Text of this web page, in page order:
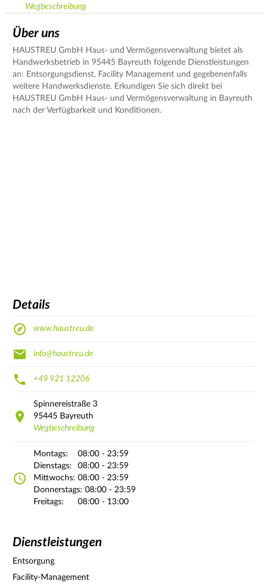
Wegbeschreibung
Über uns
HAUSTREU GmbH Haus- und Vermögensverwaltung bietet als
Handwerksbetrieb in 95445 Bayreuth folgende Dienstleistungen
an: Entsorgungsdienst, Facility Management und gegebenenfalls
weitere Handwerksdienste. Erkundigen Sie sich direkt bei
HAUSTREU GmbH Haus- und Vermögensverwaltung in Bayreuth
nach der Verfügbarkeit und Konditionen.
Details
www.haustreu.de
info@haustreu.de
+49 921 12206
Spinnereistraße 3
95445 Bayreuth
Wegbeschreibung
Montags:
08:00 - 23:59
Dienstags:
08:00 - 23:59
Mittwochs: 08:00 - 23:59
Donnerstags: 08:00 - 23:59
Freitags:
08:00 - 13:00
Dienstleistungen
Entsorgung
Facility-Management